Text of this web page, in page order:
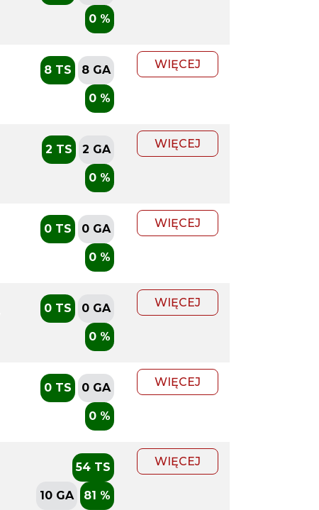
0 %
8 TS 8 GA
0 %
WIĘCEJ
2 TS 2 GA
0 %
WIĘCEJ
0 TS 0 GA
0 %
WIĘCEJ
0 TS 0 GA
0 %
WIĘCEJ
0 TS 0 GA
0 %
WIĘCEJ
54 TS
10 GA 81 %
WIĘCEJ